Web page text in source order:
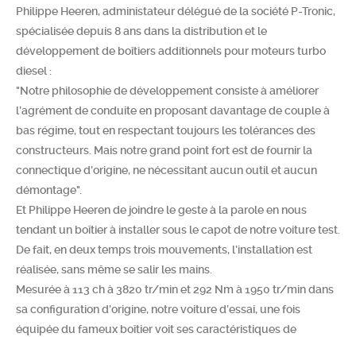
Philippe Heeren, administateur délégué de la société P-Tronic,
spécialisée depuis 8 ans dans la distribution et le
développement de boîtiers additionnels pour moteurs turbo
diesel :
"Notre philosophie de développement consiste à améliorer
l’agrément de conduite en proposant davantage de couple à
bas régime, tout en respectant toujours les tolérances des
constructeurs. Mais notre grand point fort est de fournir la
connectique d’origine, ne nécessitant aucun outil et aucun
démontage".
Et Philippe Heeren de joindre le geste à la parole en nous
tendant un boîtier à installer sous le capot de notre voiture test.
De fait, en deux temps trois mouvements, l’installation est
réalisée, sans même se salir les mains.
Mesurée à 113 ch à 3820 tr/min et 292 Nm à 1950 tr/min dans
sa configuration d’origine, notre voiture d’essai, une fois
équipée du fameux boîtier voit ses caractéristiques de